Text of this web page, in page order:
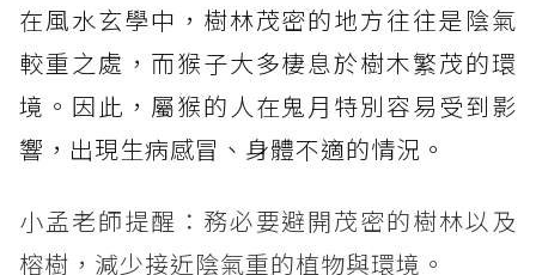
在風水玄學中，樹林茂密的地方往往是陰氣
較重之處，而猴子大多棲息於樹木繁茂的環
境。因此，屬猴的人在鬼月特別容易受到影
響，出現生病感冒、身體不適的情況。
小孟老師提醒：務必要避開茂密的樹林以及
榕樹，減少接近陰氣重的植物與環境。